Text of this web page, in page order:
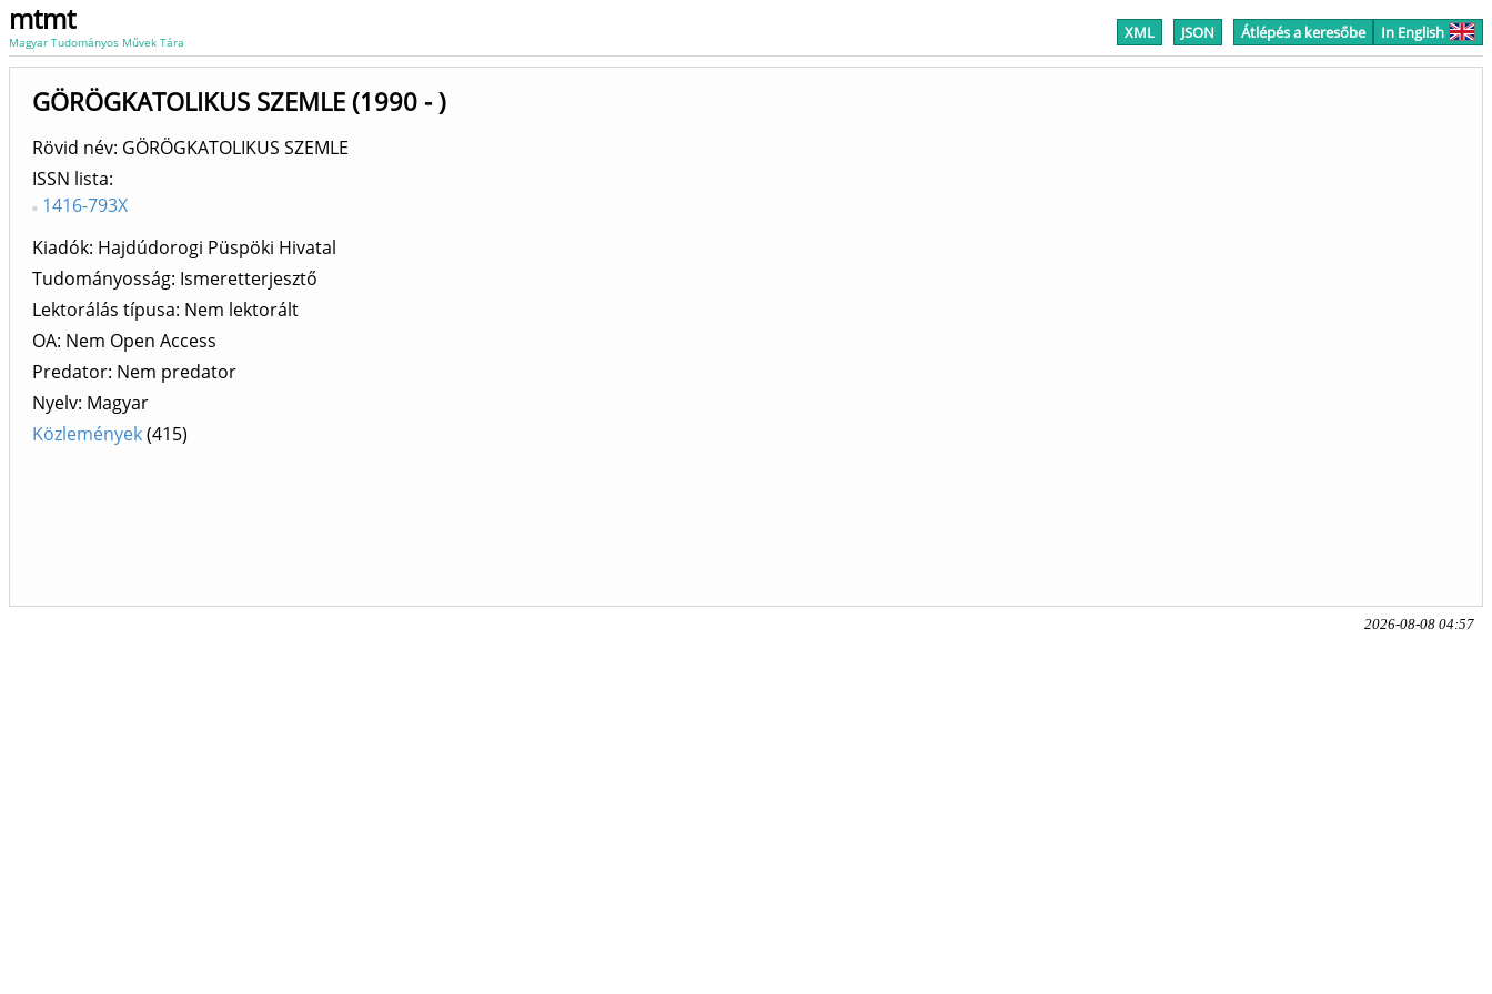
mtmt
Magyar Tudományos Művek Tára XML JSON Átlépés a keresőbe In English
GÖRÖGKATOLIKUS SZEMLE (1990 - )
Rövid név: GÖRÖGKATOLIKUS SZEMLE
ISSN lista
1416-793X
Kiadók Hajdúdorogi Püspöki Hivatal
Tudományosság: Ismeretterjesztő
Lektorálás típusa: Nem lektorált
OA: Nem Open Access
Predator: Nem predator
Nyelv: Magyar
Közlemények(415)
2026-08-08 04:57